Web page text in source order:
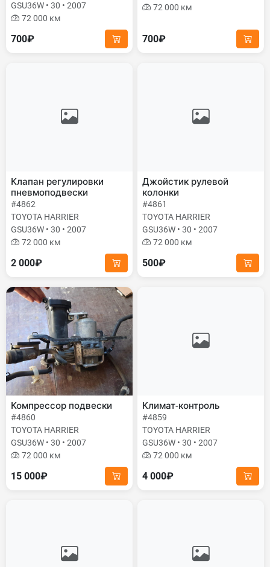
GSU36W • 30 • 2007
72 000 км
700₽
72 000 км
700₽
Клапан регулировки
пневмоподвески
#4862
TOYOTA HARRIER
GSU36W • 30 • 2007
72 000 км
2 000₽
Джойстик рулевой
колонки
#4861
TOYOTA HARRIER
GSU36W • 30 • 2007
72 000 км
500₽
Компрессор подвески
#4860
TOYOTA HARRIER
GSU36W • 30 • 2007
72 000 км
15 000₽
Климат-контроль
#4859
TOYOTA HARRIER
GSU36W • 30 • 2007
72 000 км
4 000₽